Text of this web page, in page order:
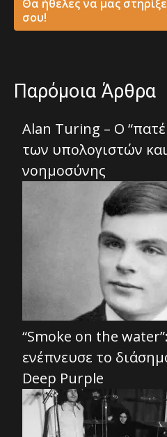
Θα ήθελες να μας
σου!
Παρόμοια Άρθρα
Alan Turing – Ο
των υπολογιστών
νοημοσύνης
“Smoke on the
ενέπνευσε το
Deep Purple